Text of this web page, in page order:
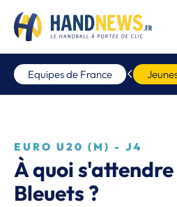
Equipes de France
EURO U20 (M) - J4
À quoi
Bleuets ?